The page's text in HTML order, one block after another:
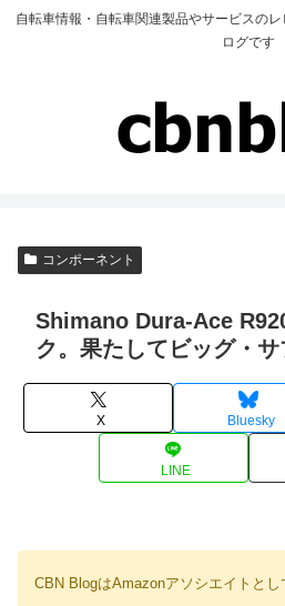
自転車情報・自転車関連製品やサービスの
ログです
コンポーネント
Shimano Dura-Ace
ク。果たしてビッグ・
X Bluesky
LINE
CBN BlogはAmazonアソシエイトと